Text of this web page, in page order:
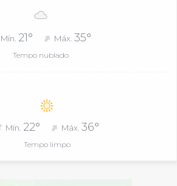
Mín. 21° Máx. 35°
Tempo nublado
Mín. 22° Máx. 36°
Tempo limpo